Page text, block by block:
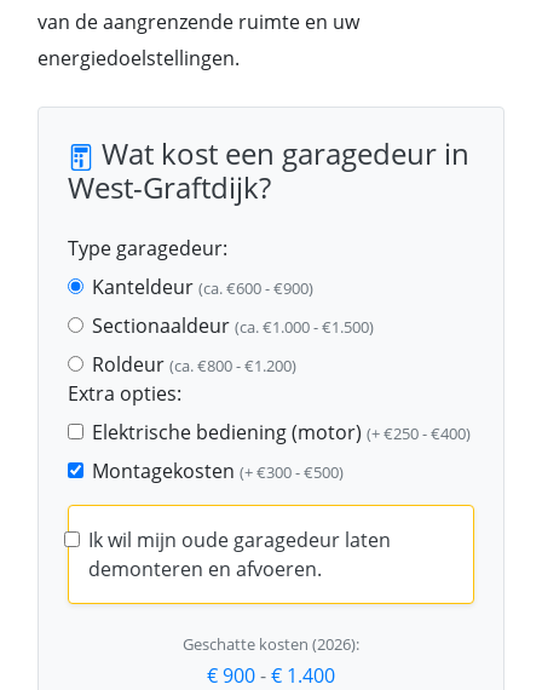
van de aangrenzende ruimte en uw
energiedoelstellingen.
Wat kost een garagedeur in
West-Graftdijk?
Type garagedeur:
Kanteldeur (ca. €600 - €900)
Sectionaaldeur (ca. €1.000 - €1.500)
Roldeur (ca. €800 - €1.200)
Extra opties:
Elektrische bediening (motor) (+ €250 - €400)
Montagekosten (+ €300 - €500)
Ik wil mijn oude garagedeur laten
demonteren en afvoeren.
Geschatte kosten (2026):
€ 900-€ 1.400